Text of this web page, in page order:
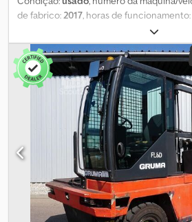
de fabrico:2017, horas de funcionamento:
, altura de elevação:
2 850 mm, centro de carga:600 mm, tipo
largura do suporte de garfos:1 350 mm,
1 200 mm, peso em vazio:8 410 kg, altura
comprimento total:3 610 mm, largura
gás de petróleo liquefeito
Hidráulica auxiliar simples - Mastro:
Estrutura de aço - Suporte para garrafa -
LED dianteiros - 2 x faróis de marcha-
- Aviso sonoro ao engatar marcha à ré -
Cjdpfxezmn U To Aqweha - Largura da
único - Operação por joystick - Altura
mm - LSP 0,6